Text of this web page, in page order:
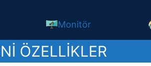
Monitör
ÖZELLIKLER